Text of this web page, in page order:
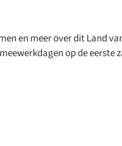
en meer over dit Land
op de eerste
voor rondleidingen,